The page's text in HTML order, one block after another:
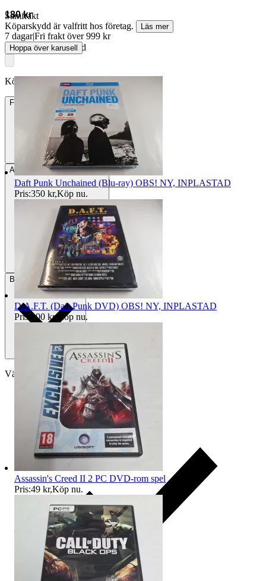
180 kr
Köparskydd är valfritt hos företag.
Läs mer
Annonsen är avslutad
Köpförfrågan är tyvärr inte tillgänglig.
Frakt Från 47 kr
AvhämtningGrums, Sverige
BetalningVia Tradera
Välj till köparskydd
Samfrakt
7 dagar|Fri frakt över 999 kr
Hoppa över karusell
Daft Punk Unchained (Blu-ray) OBS! NY, INPLASTAD
Pris:350 kr,Köp nu.
D.A.F.T. (Daft Punk DVD) OBS! NY, INPLASTAD
Pris: 100 kr,Köp nu.
Assassin's Creed II 2 PC DVD-rom spel
Pris:49 kr,Köp nu.